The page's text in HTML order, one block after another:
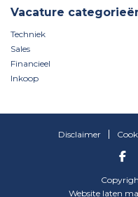
Vacature
Techniek
Sales
Financieel
Inkoop
Disclaimer
Website laten